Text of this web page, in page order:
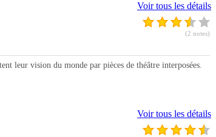
Voir tous les détails
(2 notes)
leur vision du monde par pièces de théâtre interposées.
Voir tous les détails